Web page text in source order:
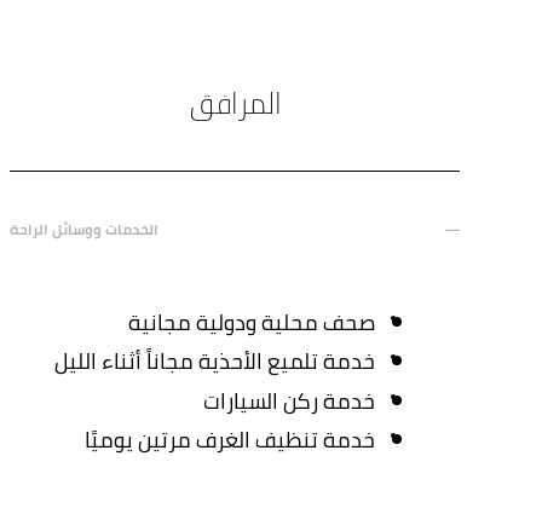
المرافق
الخدمات ووسائل الراحة
صحف محلية ودولية مجانية
خدمة تلميع الأحذية مجاناً أثناء الليل
خدمة ركن السيارات
خدمة تنظيف الغرف مرتين يوميًا